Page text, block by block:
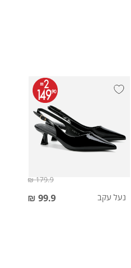
נעל עקב 99.9 ₪
179.9 ₪